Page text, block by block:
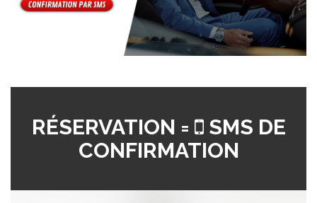
RÉSERVATION =
SMS DE
CONFIRMATION